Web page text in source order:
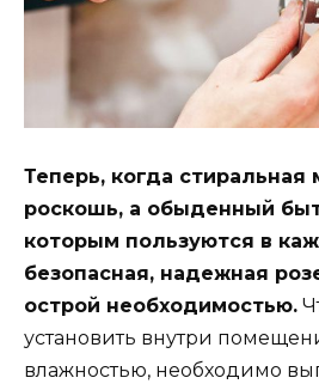
Теперь, когда стиральная
роскошь, а обыденный
которым пользуются в
безопасная, надежная
острой необходимостью.
установить внутри
влажностью, необходимо